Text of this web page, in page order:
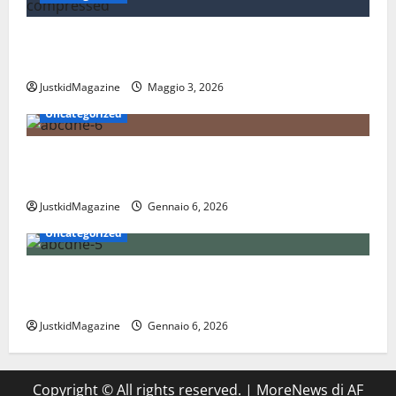
JustkidMagazine
Maggio 3, 2026
Uncategorized
JustkidMagazine
Gennaio 6, 2026
Uncategorized
JustkidMagazine Gennaio 6, 2026
Copyright © All rights reserved. | MoreNews di AF